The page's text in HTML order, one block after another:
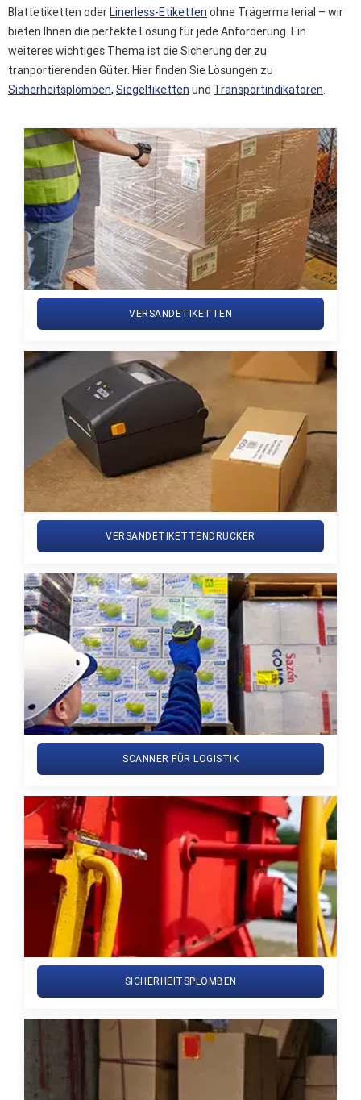
Blattetiketten oder Linerless-Etiketten ohne Trägermaterial – wir
bieten Ihnen die perfekte Lösung für jede Anforderung. Ein
weiteres wichtiges Thema ist die Sicherung der zu
tranportierenden Güter. Hier finden Sie Lösungen zu
Sicherheitsplomben, Siegeltiketten und Transportindikatoren
VERSANDETIKETTEN
VERSANDETIKETTENDRUCKER
SCANNER FÜR LOGISTIK
SICHERHEITSPLOMBEN